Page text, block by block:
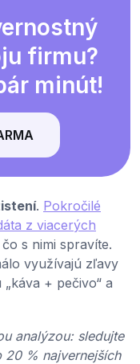
firmu?
minút!
. Pokročilé
z viacerých
s nimi spravíte.
využívajú zľavy
+ pečivo“ a
analýzou: sledujte
20 % najvernejších